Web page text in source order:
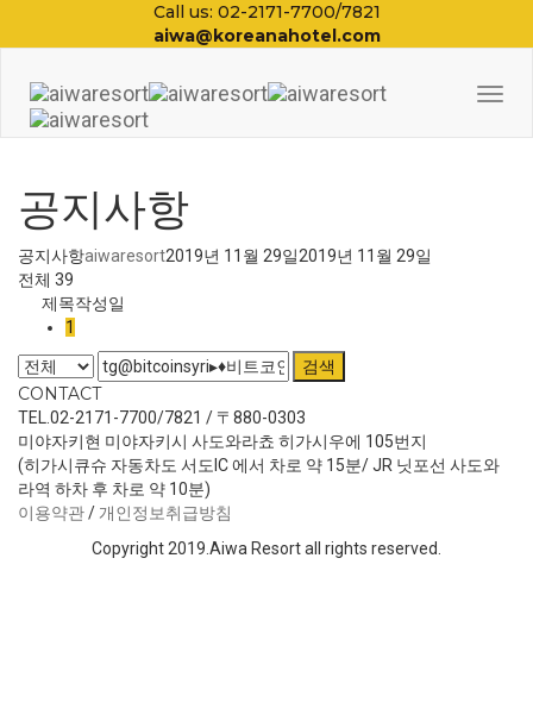
Call us: 02-2171-7700/7821
aiwa@koreanahotel.com
공지사항
공지사항aiwaresort2019년 11월 29일2019년 11월 29일
전체 39
제목작성일
1
검색
CONTACT
TEL.02-2171-7700/7821 / 〒880-0303
미야자키현 미야자키시 사도와라쵸 히가시우에 105번지
(히가시큐슈 자동차도 서도IC 에서 차로 약 15분/ JR 닛포선 사도와
라역 하차 후 차로 약 10분)
이용약관/ 개인정보취급방침
Copyright 2019.Aiwa Resort all rights reserved.